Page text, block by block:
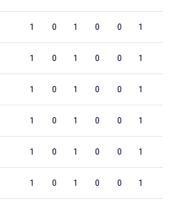
1 0 1 0 0 1
1 0 1 0 0 1
1 0 1 0 0 1
1 0 1 0 0 1
1 0 1 0 0 1
1 0 1 0 0 1